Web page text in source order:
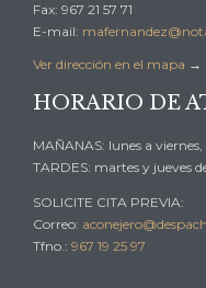
Fax: 967 21 57 71
E-mail:
Ver dirección en el mapa →
HORARIO DE
MAÑANAS: lunes a
TARDES: martes y jueves
SOLICITE CITA PREVIA:
Correo:
Tfno.: 967 19 25 97